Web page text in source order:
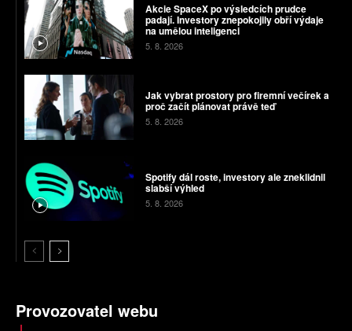
Akcie SpaceX po výsledcích prudce
padají. Investory znepokojily obří výdaje
na umělou inteligenci
5. 8. 2026
Jak vybrat prostory pro firemní večírek a
proč začít plánovat právě teď
5. 8. 2026
Spotify dál roste, investory ale zneklidnil
slabší výhled
5. 8. 2026
Provozovatel webu